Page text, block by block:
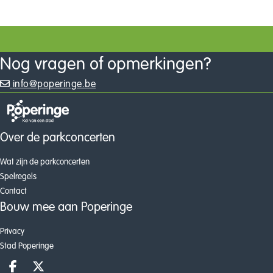
Commerce, Guy Swinnen, The Wolf Banes, Gers Pardoel, Axelle
Nog vragen of opmerkingen?
info@poperinge.be
Over de parkconcerten
Wat zijn de parkconcerten
Spelregels
Contact
Bouw mee aan Poperinge
Privacy
Stad Poperinge